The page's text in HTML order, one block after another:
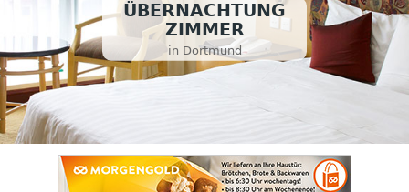
ÜBERNACHTUNG
ZIMMER
in Dortmund